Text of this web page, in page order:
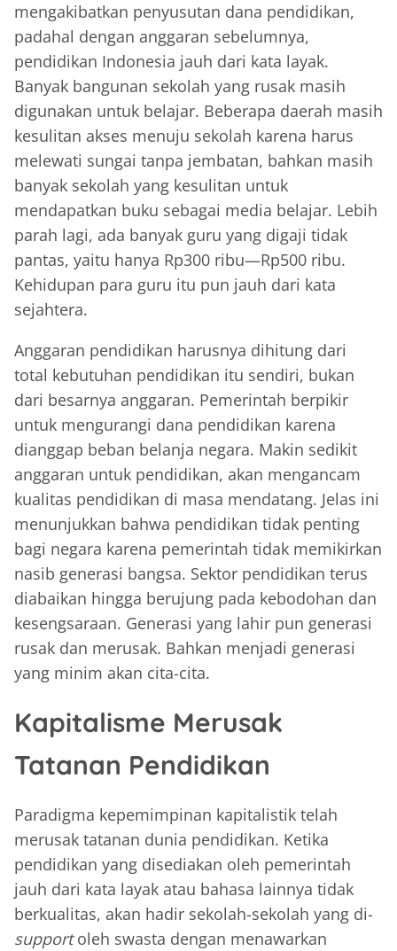
mengakibatkan penyusutan dana pendidikan,
padahal dengan anggaran sebelumnya,
pendidikan Indonesia jauh dari kata layak.
Banyak bangunan sekolah yang rusak masih
digunakan untuk belajar. Beberapa daerah masih
kesulitan akses menuju sekolah karena harus
melewati sungai tanpa jembatan, bahkan masih
banyak sekolah yang kesulitan untuk
mendapatkan buku sebagai media belajar. Lebih
parah lagi, ada banyak guru yang digaji tidak
pantas, yaitu hanya Rp300 ribu—Rp500 ribu.
Kehidupan para guru itu pun jauh dari kata
sejahtera.
Anggaran pendidikan harusnya dihitung dari
total kebutuhan pendidikan itu sendiri, bukan
dari besarnya anggaran. Pemerintah berpikir
untuk mengurangi dana pendidikan karena
dianggap beban belanja negara. Makin sedikit
anggaran untuk pendidikan, akan mengancam
kualitas pendidikan di masa mendatang. Jelas ini
menunjukkan bahwa pendidikan tidak penting
bagi negara karena pemerintah tidak memikirkan
nasib generasi bangsa. Sektor pendidikan terus
diabaikan hingga berujung pada kebodohan dan
kesengsaraan. Generasi yang lahir pun generasi
rusak dan merusak. Bahkan menjadi generasi
yang minim akan cita-cita.
Kapitalisme Merusak
Tatanan Pendidikan
Paradigma kepemimpinan kapitalistik telah
merusak tatanan dunia pendidikan. Ketika
pendidikan yang disediakan oleh pemerintah
jauh dari kata layak atau bahasa lainnya tidak
berkualitas, akan hadir sekolah-sekolah yang di-
supportoleh swasta dengan menawarkan